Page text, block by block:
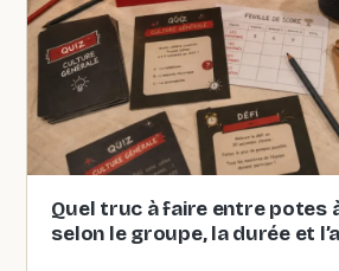
Quel truc à faire entre potes
selon le groupe, la durée et